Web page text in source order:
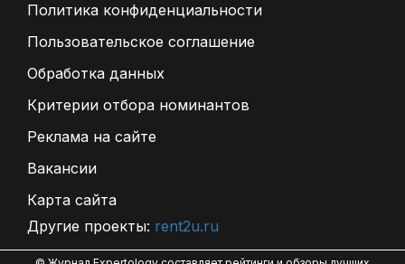
Политика конфиденциальности
Пользовательское соглашение
Обработка данных
Критерии отбора номинантов
Реклама на сайте
Вакансии
Карта сайта
Другие проекты: rent2u.ru